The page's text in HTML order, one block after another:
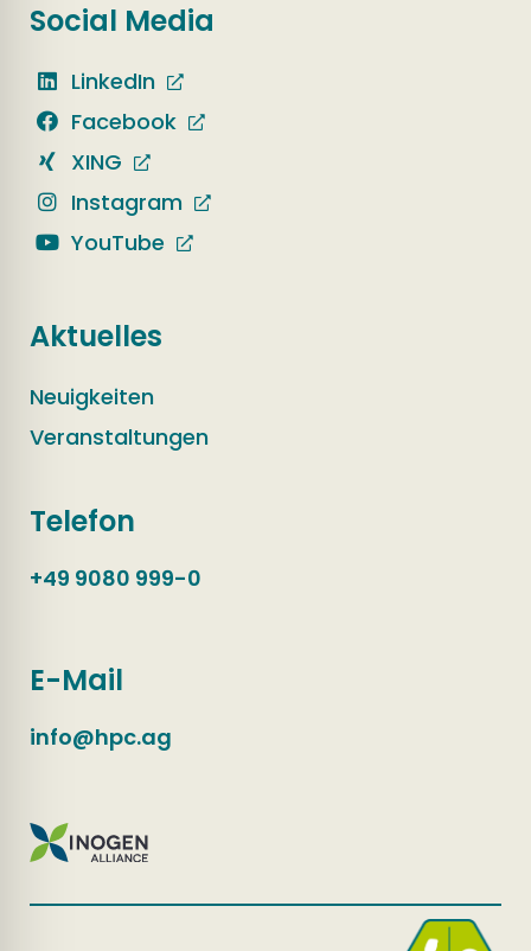
Social Media
LinkedIn
Facebook
XING
Instagram
YouTube
Aktuelles
Neuigkeiten
Veranstaltungen
Telefon
+49 9080 999-0
E-Mail
info@hpc.ag